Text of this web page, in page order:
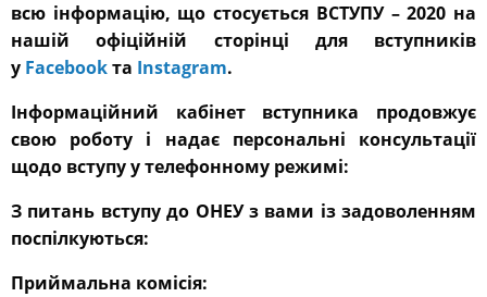
всю інформацію, що стосується ВСТУПУ – 2020 на
нашій офіційній сторінці для вступників
у Facebookта Instagram.
Інформаційний кабінет вступника продовжує
свою роботу і надає персональні консультації
щодо вступу у телефонному режимі:
З питань вступу до ОНЕУ з вами із задоволенням
поспілкуються:
Приймальна комісія: